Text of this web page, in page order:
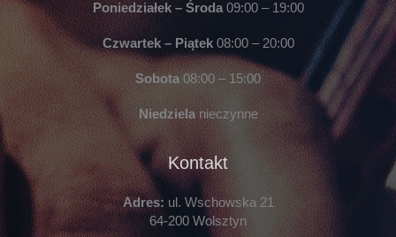
Poniedziałek – Środa09:00 – 19:00
Czwartek – Piątek08:00 – 20:00
Sobota08:00 – 15:00
Niedzielanieczynne
Kontakt
Adres: ul. Wschowska 21
64-200 Wolsztyn